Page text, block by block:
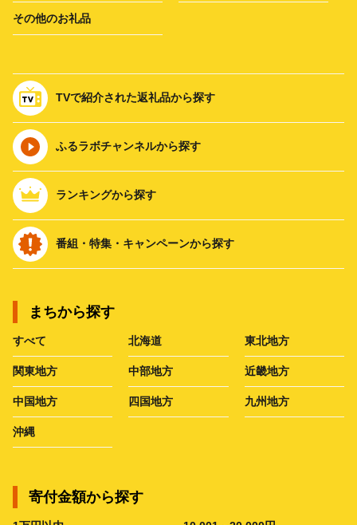
その他のお礼品
TVで紹介された返礼品から探す
ふるラボチャンネルから探す
ランキングから探す
番組・特集・キャンペーンから探す
まちから探す
すべて 北海道 東北地方
関東地方 中部地方 近畿地方
中国地方 四国地方 九州地方
沖縄
寄付金額から探す